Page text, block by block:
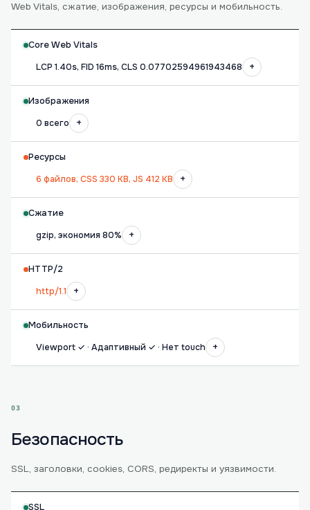
Web Vitals, сжатие, изображения, ресурсы и мобильность.
Core Web Vitals
LCP 1.40s, FID 16ms, CLS 0.07702594961943468
+
Изображения
0 всего
+
Ресурсы
6 файлов, CSS 330 KB, JS 412 KB
+
Сжатие
gzip, экономия 80%
+
HTTP/2
http/1.1
+
Мобильность
Viewport ✓ · Адаптивный ✓ · Нет touch
+
03
Безопасность
SSL, заголовки, cookies, CORS, редиректы и уязвимости.
SSL